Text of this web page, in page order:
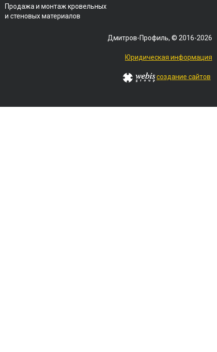
Продажа и монтаж кровельных
и стеновых материалов
Дмитров-Профиль, © 2016-2026
Юридическая информация
создание сайтов